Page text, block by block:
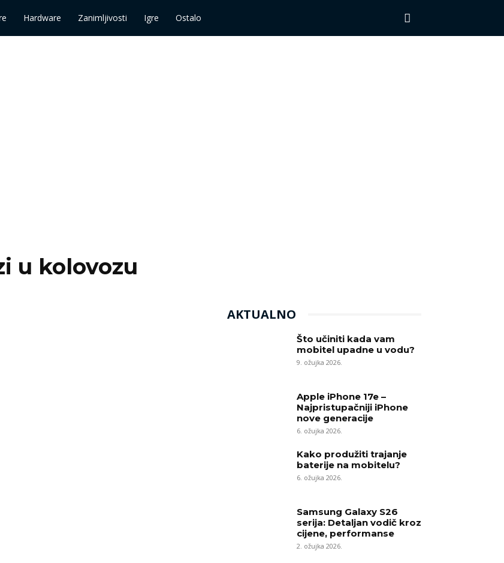
Hardware Zanimljivosti Igre Ostalo
u kolovozu
AKTUALNO
Što učiniti kada vam
mobitel upadne u vodu?
9. ožujka 2026.
Apple iPhone 17e –
Najpristupačniji iPhone
nove generacije
6. ožujka 2026.
Kako produžiti trajanje
baterije na mobitelu?
6. ožujka 2026.
Samsung Galaxy S26
serija: Detaljan vodič kroz
cijene, performanse
2. ožujka 2026.